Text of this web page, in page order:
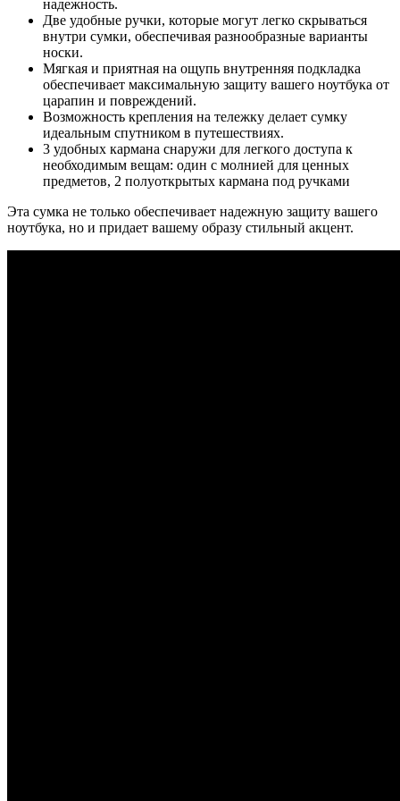
надежность.
Две удобные ручки, которые могут легко скрываться
внутри сумки, обеспечивая разнообразные варианты
носки.
Мягкая и приятная на ощупь внутренняя подкладка
обеспечивает максимальную защиту вашего ноутбука от
царапин и повреждений.
Возможность крепления на тележку делает сумку
идеальным спутником в путешествиях.
3 удобных кармана снаружи для легкого доступа к
необходимым вещам: один с молнией для ценных
предметов, 2 полуоткрытых кармана под ручками
Эта сумка не только обеспечивает надежную защиту вашего
ноутбука, но и придает вашему образу стильный акцент.